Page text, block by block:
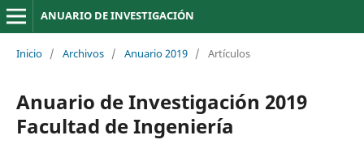
ANUARIO DE INVESTIGACIÓN
Inicio / Archivos / Anuario 2019 / Artículos
Anuario de Investigación 2019
Facultad de Ingeniería